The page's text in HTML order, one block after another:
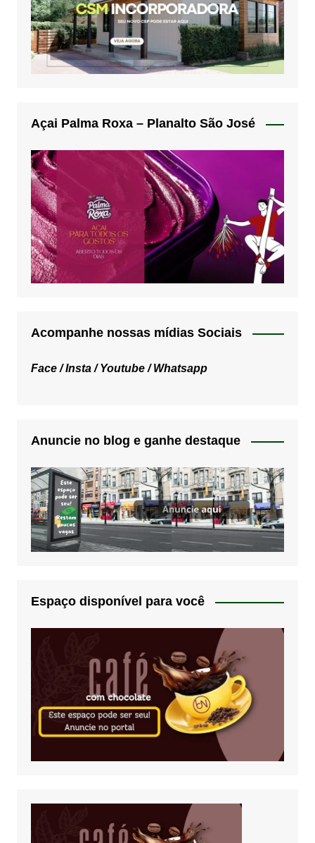
Açai Palma Roxa – Planalto São José
Acompanhe nossas mídias Sociais
Face /Insta /Youtube /Whatsapp
Anuncie no blog e ganhe destaque
Espaço disponível para você